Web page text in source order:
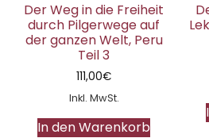
Der Weg in die Freiheit
durch Pilgerwege auf
der ganzen Welt, Peru
Teil 3
111,00€
Inkl. MwSt.
In den Warenkorb